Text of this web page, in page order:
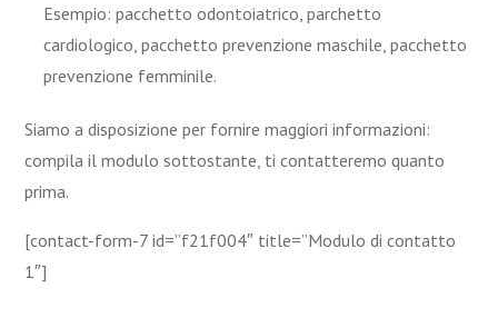
Esempio: pacchetto odontoiatrico, parchetto
cardiologico, pacchetto prevenzione maschile, pacchetto
prevenzione femminile.
Siamo a disposizione per fornire maggiori informazioni:
compila il modulo sottostante, ti contatteremo quanto
prima.
[contact-form-7 id=”f21f004″ title=”Modulo di contatto
1″]